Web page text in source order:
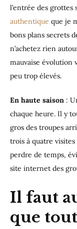
l’entrée des grottes
authentique que je
bons plans secrets
n’achetez rien
mauvaise évolution
peu trop élevés.
En haute saison :
chaque heure. Il y
gros des troupes
trois à quatre visites
perdre de temps,
site internet des
Il faut
que